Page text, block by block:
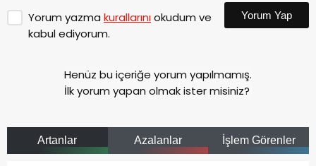
Yorum yazma kurallarınıokudum ve
kabul ediyorum.
Yorum Yap
Henüz bu içeriğe yorum yapılmamış.
İlk yorum yapan olmak ister misiniz?
Artanlar Azalanlar İşlem Görenler